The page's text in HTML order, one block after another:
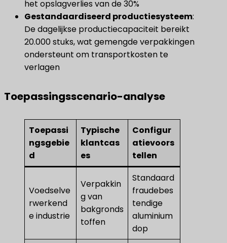
het opslagverlies van de 30%
Gestandaardiseerd productiesysteem​:
De dagelijkse productiecapaciteit bereikt
20.000 stuks, wat gemengde verpakkingen
ondersteunt om transportkosten te
verlagen
Toepassingsscenario-analyse
Toepassi
ngsgebie
d
Typische
klantcas
es
Configur
atievoors
tellen
Voedselve
rwerkend
e industrie
Verpakkin
g van
bakgronds
toffen
Standaard
fraudebes
tendige
aluminium
dop